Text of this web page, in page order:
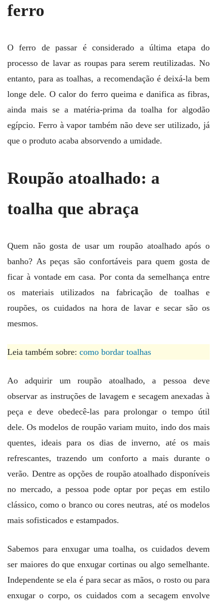
ferro
O ferro de passar é considerado a última etapa do
processo de lavar as roupas para serem reutilizadas. No
entanto, para as toalhas, a recomendação é deixá-la bem
longe dele. O calor do ferro queima e danifica as fibras,
ainda mais se a matéria-prima da toalha for algodão
egípcio. Ferro à vapor também não deve ser utilizado, já
que o produto acaba absorvendo a umidade.
Roupão atoalhado: a
toalha que abraça
Quem não gosta de usar um roupão atoalhado após o
banho? As peças são confortáveis para quem gosta de
ficar à vontade em casa. Por conta da semelhança entre
os materiais utilizados na fabricação de toalhas e
roupões, os cuidados na hora de lavar e secar são os
mesmos.
Leia também sobre: como bordar toalhas
Ao adquirir um roupão atoalhado, a pessoa deve
observar as instruções de lavagem e secagem anexadas à
peça e deve obedecê-las para prolongar o tempo útil
dele. Os modelos de roupão variam muito, indo dos mais
quentes, ideais para os dias de inverno, até os mais
refrescantes, trazendo um conforto a mais durante o
verão. Dentre as opções de roupão atoalhado disponíveis
no mercado, a pessoa pode optar por peças em estilo
clássico, como o branco ou cores neutras, até os modelos
mais sofisticados e estampados.
Sabemos para enxugar uma toalha, os cuidados devem
ser maiores do que enxugar cortinas ou algo semelhante.
Independente se ela é para secar as mãos, o rosto ou para
enxugar o corpo, os cuidados com a secagem envolve